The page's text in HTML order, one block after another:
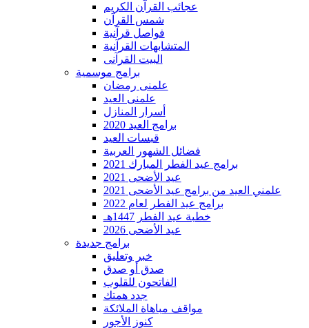
عجائب القرآن الكريم
شمس القرآن
فواصل قرآنية
المتشابهات القرآنية
البيت القرآنى
برامج موسمية
علمنى رمضان
علمنى العيد
أسرار المنازل
برامج العيد 2020
قبسات العيد
فضائل الشهور العربية
برامج عيد الفطر المبارك 2021
عيد الأضحى 2021
علمني العيد من برامج عيد الأضحى 2021
برامج عيد الفطر لعام 2022
خطبة عيد الفطر 1447هـ
عيد الأضحى 2026
برامج جديدة
خبر وتعليق
صدق أو صدق
الفاتحون للقلوب
جدد همتك
مواقف مباهاة الملائكة
كنوز الأجور